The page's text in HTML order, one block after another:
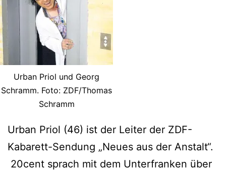
Urban Priol und Georg
Schramm. Foto: ZDF/Thomas
Schramm
Urban Priol (46) ist der Leiter der ZDF-
Kabarett-Sendung „Neues aus der Anstalt“.
20cent sprach mit dem Unterfranken über